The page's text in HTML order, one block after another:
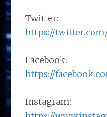
Twitter:
https://
Facebook:
https://
Instagram: